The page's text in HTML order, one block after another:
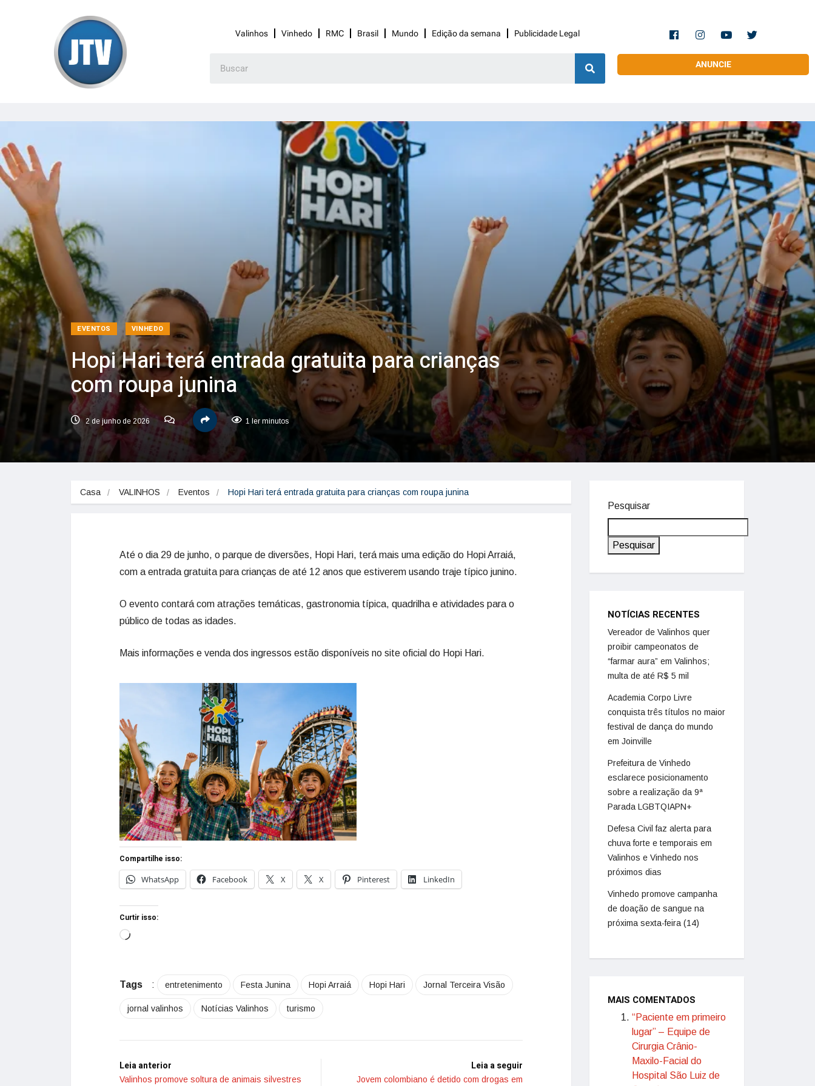
Valinhos Vinhedo RMC Brasil Mundo Edição da semana Publicidade Legal
ANUNCIE
EVENTOS VINHEDO
Hopi Hari terá entrada gratuita para crianças
com roupa junina
2 de junho de 2026 1 ler minutos
Casa VALINHOS Eventos Hopi Hari terá entrada gratuita para crianças com roupa junina
Até o dia 29 de junho, o parque de diversões, Hopi Hari, terá mais uma edição do Hopi Arraiá,
com a entrada gratuita para crianças de até 12 anos que estiverem usando traje típico junino.
O evento contará com atrações temáticas, gastronomia típica, quadrilha e atividades para o
público de todas as idades.
Mais informações e venda dos ingressos estão disponíveis no site oficial do Hopi Hari.
Compartilhe isso:
WhatsApp
Facebook X X Pinterest LinkedIn
Curtir isso:
Tags : entretenimento Festa Junina Hopi Arraiá Hopi Hari Jornal Terceira Visão
jornal valinhos Notícias Valinhos turismo
Leia anterior
Valinhos promove soltura de animais silvestres
Leia a seguir
Jovem colombiano é detido com drogas em
Pesquisar
Pesquisar
NOTÍCIAS RECENTES
Vereador de Valinhos quer
proibir campeonatos de
“farmar aura” em Valinhos;
multa de até R$ 5 mil
Academia Corpo Livre
conquista três títulos no maior
festival de dança do mundo
em Joinville
Prefeitura de Vinhedo
esclarece posicionamento
sobre a realização da 9ª
Parada LGBTQIAPN+
Defesa Civil faz alerta para
chuva forte e temporais em
Valinhos e Vinhedo nos
próximos dias
Vinhedo promove campanha
de doação de sangue na
próxima sexta-feira (14)
MAIS COMENTADOS
“Paciente em primeiro
lugar” – Equipe de
Cirurgia Crânio-
Maxilo-Facial do
Hospital São Luiz de